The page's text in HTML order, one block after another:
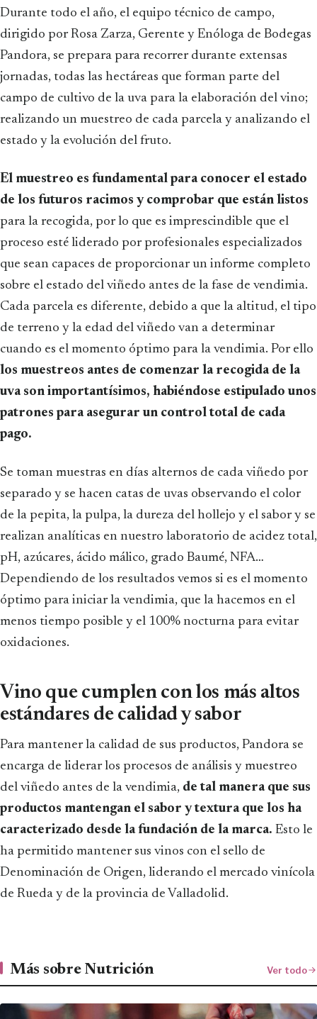
Durante todo el año, el equipo técnico de campo,
dirigido por Rosa Zarza, Gerente y Enóloga de Bodegas
Pandora, se prepara para recorrer durante extensas
jornadas, todas las hectáreas que forman parte del
campo de cultivo de la uva para la elaboración del vino;
realizando un muestreo de cada parcela y analizando el
estado y la evolución del fruto.
El muestreo es fundamental para conocer el estado
de los futuros racimos y comprobar que están listos
para la recogida, por lo que es imprescindible que el
proceso esté liderado por profesionales especializados
que sean capaces de proporcionar un informe completo
sobre el estado del viñedo antes de la fase de vendimia.
Cada parcela es diferente, debido a que la altitud, el tipo
de terreno y la edad del viñedo van a determinar
cuando es el momento óptimo para la vendimia. Por ello
los muestreos antes de comenzar la recogida de la
uva son importantísimos, habiéndose estipulado unos
patrones para asegurar un control total de cada
pago.
Se toman muestras en días alternos de cada viñedo por
separado y se hacen catas de uvas observando el color
de la pepita, la pulpa, la dureza del hollejo y el sabor y se
realizan analíticas en nuestro laboratorio de acidez total,
pH, azúcares, ácido málico, grado Baumé, NFA…
Dependiendo de los resultados vemos si es el momento
óptimo para iniciar la vendimia, que la hacemos en el
menos tiempo posible y el 100% nocturna para evitar
oxidaciones.
Vino que cumplen con los más altos
estándares de calidad y sabor
Para mantener la calidad de sus productos, Pandora se
encarga de liderar los procesos de análisis y muestreo
del viñedo antes de la vendimia, de tal manera que sus
productos mantengan el sabor y textura que los ha
caracterizado desde la fundación de la marca. Esto le
ha permitido mantener sus vinos con el sello de
Denominación de Origen, liderando el mercado vinícola
de Rueda y de la provincia de Valladolid.
Más sobre Nutrición Ver todo